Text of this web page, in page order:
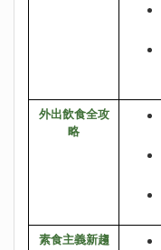
外出飲食全攻
略
素食主義新趨